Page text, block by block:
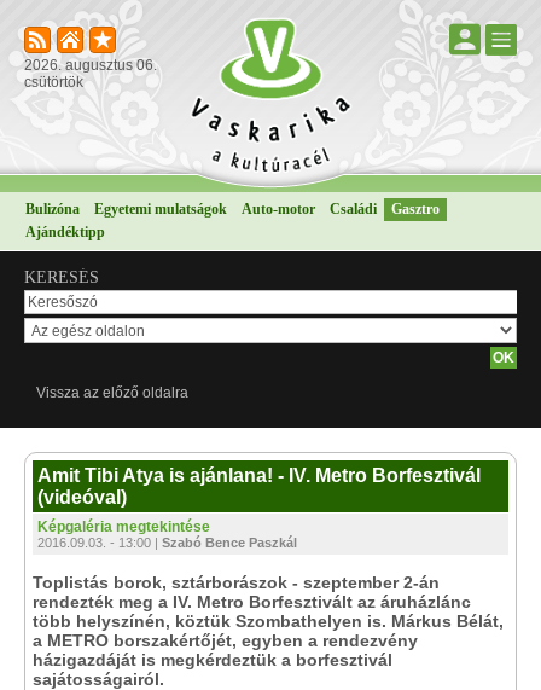
2026. augusztus 06.
csütörtök
Bulizóna Egyetemi mulatságok Auto-motor Családi
Gasztro
Ajándéktipp
KERESÉS
Vissza az előző oldalra
Amit Tibi Atya is ajánlana! - IV. Metro Borfesztivál
(videóval)
Képgaléria megtekintése
2016.09.03. - 13:00 | Szabó Bence Paszkál
Toplistás borok, sztárborászok - szeptember 2-án
rendezték meg a IV. Metro Borfesztivált az áruházlánc
több helyszínén, köztük Szombathelyen is. Márkus Bélát,
a METRO borszakértőjét, egyben a rendezvény
házigazdáját is megkérdeztük a borfesztivál
sajátosságairól.